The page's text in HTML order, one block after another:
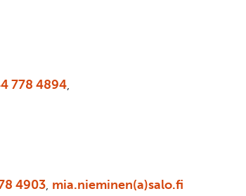
778 4894,
4903, mia.nieminen(a)salo.fi